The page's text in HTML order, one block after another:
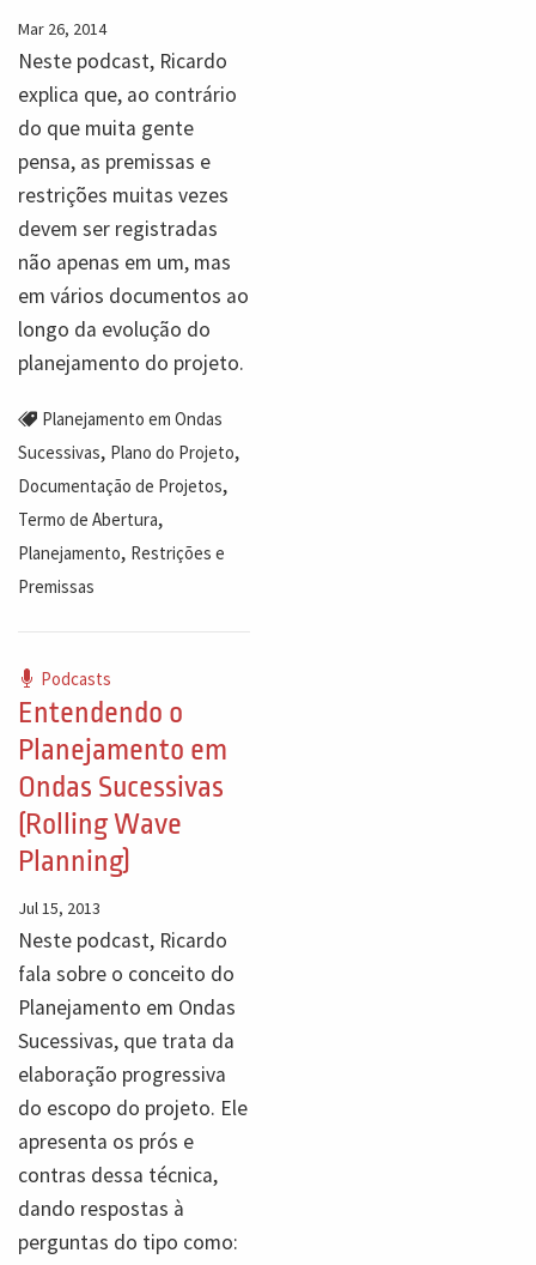
Mar 26, 2014
Neste podcast, Ricardo
explica que, ao contrário
do que muita gente
pensa, as premissas e
restrições muitas vezes
devem ser registradas
não apenas em um, mas
em vários documentos ao
longo da evolução do
planejamento do projeto.
Planejamento em Ondas
Sucessivas, Plano do Projeto,
Documentação de Projetos,
Termo de Abertura,
Planejamento, Restrições e
Premissas
Podcasts
Entendendo o
Planejamento em
Ondas Sucessivas
(Rolling Wave
Planning)
Jul 15, 2013
Neste podcast, Ricardo
fala sobre o conceito do
Planejamento em Ondas
Sucessivas, que trata da
elaboração progressiva
do escopo do projeto. Ele
apresenta os prós e
contras dessa técnica,
dando respostas à
perguntas do tipo como: